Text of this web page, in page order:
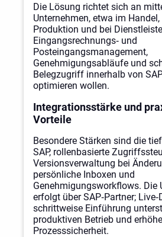
Die Lösung richtet sich an
Unternehmen, etwa im Handel,
Produktion und bei
Eingangsrechnungs‑ und
Posteingangsmanagement,
Genehmigungsabläufe und
Belegzugriff innerhalb von
optimieren wollen.
Integrationsstärke und
Vorteile
Besondere Stärken sind die
SAP, rollenbasierte
Versionsverwaltung bei
persönliche Inboxen und
Genehmigungsworkflows. Die
erfolgt über SAP‑Partner;
schrittweise Einführung
produktiven Betrieb und
Prozesssicherheit.